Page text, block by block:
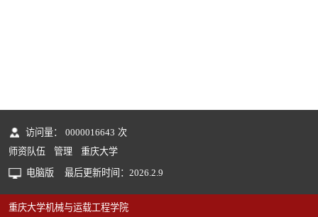
访问量： 0000016643 次
师资队伍
管理
重庆大学
电脑版
最后更新时间： 2026 2 9
重庆大学机械与运载工程学院